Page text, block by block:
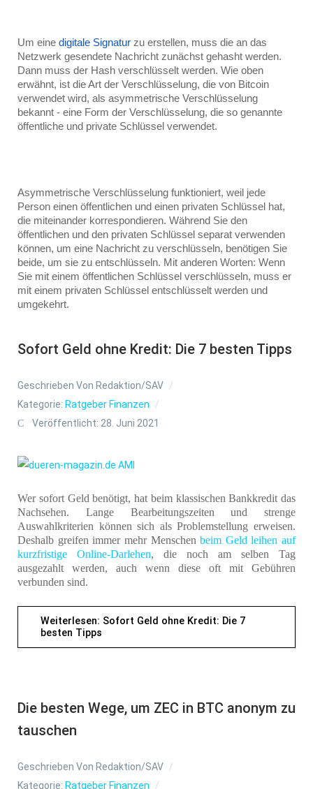
Um eine digitale Signatur zu erstellen, muss die an das
Netzwerk gesendete Nachricht zunächst gehasht werden.
Dann muss der Hash verschlüsselt werden. Wie oben
erwähnt, ist die Art der Verschlüsselung, die von Bitcoin
verwendet wird, als asymmetrische Verschlüsselung
bekannt - eine Form der Verschlüsselung, die so genannte
öffentliche und private Schlüssel verwendet.
Asymmetrische Verschlüsselung funktioniert, weil jede
Person einen öffentlichen und einen privaten Schlüssel hat,
die miteinander korrespondieren. Während Sie den
öffentlichen und den privaten Schlüssel separat verwenden
können, um eine Nachricht zu verschlüsseln, benötigen Sie
beide, um sie zu entschlüsseln. Mit anderen Worten: Wenn
Sie mit einem öffentlichen Schlüssel verschlüsseln, muss er
mit einem privaten Schlüssel entschlüsselt werden und
umgekehrt.
Sofort Geld ohne Kredit: Die 7 besten Tipps
Geschrieben Von Redaktion/SAV
Kategorie: Ratgeber Finanzen
Veröffentlicht: 28. Juni 2021
Wer sofort Geld benötigt, hat beim klassischen Bankkredit das
Nachsehen. Lange Bearbeitungszeiten und strenge
Auswahlkriterien können sich als Problemstellung erweisen.
Deshalb greifen immer mehr Menschenbeim Geld leihen auf
kurzfristige Online-Darlehen, die noch am selben Tag
ausgezahlt werden, auch wenn diese oft mit Gebühren
verbunden sind.
Weiterlesen: Sofort Geld ohne Kredit: Die 7
besten Tipps
Die besten Wege, um ZEC in BTC anonym zu
tauschen
Geschrieben Von Redaktion/SAV
Kategorie: Ratgeber Finanzen